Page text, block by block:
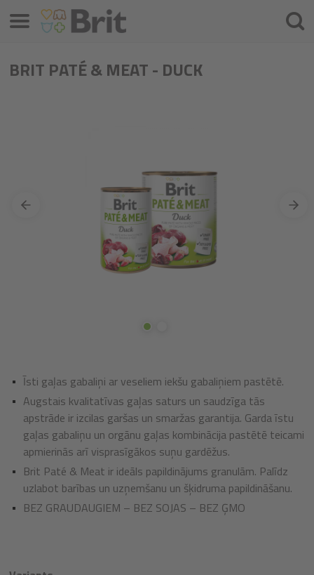
BRIT PATÉ & MEAT - DUCK
Īsti gaļas gabaliņi ar veseliem iekšu gabaliņiem pastētē.
Augstais kvalitatīvas gaļas saturs un saudzīga tās
apstrāde ir izcilas garšas un smaržas garantija. Garda īstu
gaļas gabaliņu un orgānu gaļas kombinācija pastētē teicami
apmierinās arī visprasīgākos suņu gardēžus.
Brit Paté & Meat ir ideāls papildinājums granulām. Palīdz
uzlabot barības un uzņemšanu un šķidruma papildināšanu.
BEZ GRAUDAUGIEM – BEZ SOJAS – BEZ ĢMO
Izvēlne